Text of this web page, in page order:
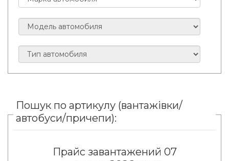
Пошук по артикулу (вантажівки/
автобуси/причепи):
Прайс завантажений 07